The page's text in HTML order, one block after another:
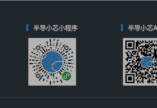
半导小芯小程序 半导小芯